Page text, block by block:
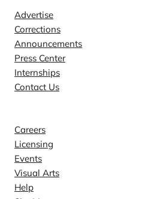
Advertise
Corrections
Announcements
Press Center
Internships
Contact Us
Careers
Licensing
Events
Visual Arts
Help